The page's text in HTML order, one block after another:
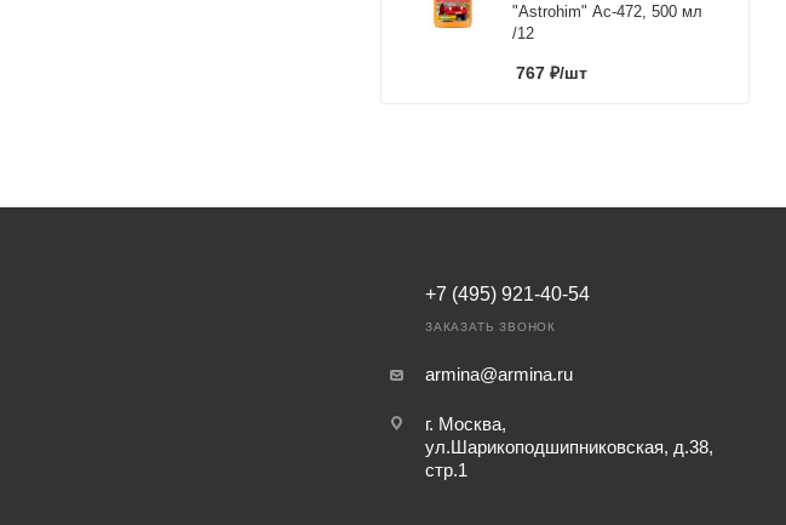
"Astrohim" Ас-472, 500 мл
/12
767 ₽/шт
+7 (495) 921-40-54
ЗАКАЗАТЬ ЗВОНОК
armina@armina.ru
г. Москва,
ул.Шарикоподшипниковская, д.38,
стр.1